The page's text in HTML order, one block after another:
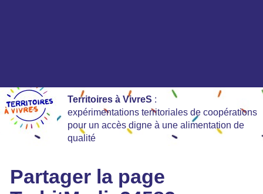
Territoires à VivreS :
expérimentations territoriales de coopérations
pour un accès digne à une alimentation de
qualité
Partager la page